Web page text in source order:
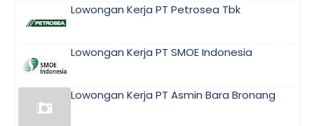
Lowongan Kerja PT Petrosea Tbk
Lowongan Kerja PT SMOE Indonesia
Lowongan Kerja PT Asmin Bara Bronang